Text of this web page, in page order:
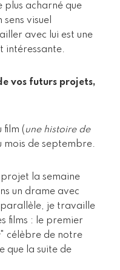
plus acharné que
visuel
avec lui est une
intéressante.
vos futurs projets,
film ( une histoire de
mois de septembre.
la semaine
un drame avec
je travaille
films : le premier
" célèbre de notre
que la suite de